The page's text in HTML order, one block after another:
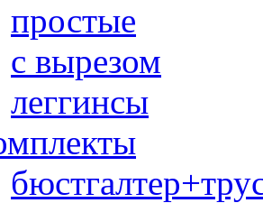
простые
с вырезом
леггинсы